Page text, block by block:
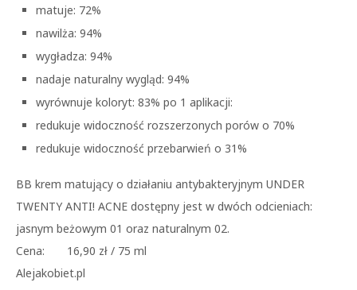
matuje: 72%
nawilża: 94%
wygładza: 94%
nadaje naturalny wygląd: 94%
wyrównuje koloryt: 83% po 1 aplikacji:
redukuje widoczność rozszerzonych porów o 70%
redukuje widoczność przebarwień o 31%
BB krem matujący o działaniu antybakteryjnym UNDER
TWENTY ANTI! ACNE dostępny jest w dwóch odcieniach:
jasnym beżowym 01 oraz naturalnym 02.
Cena:
16,90 zł / 75 ml
Alejakobiet.pl